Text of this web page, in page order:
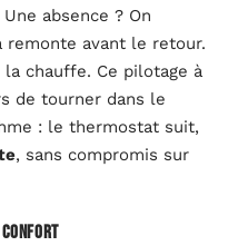
absence ? On
avant le retour.
chauffe. Ce pilotage à
de tourner dans le
: le thermostat suit,
, sans compromis sur
confort